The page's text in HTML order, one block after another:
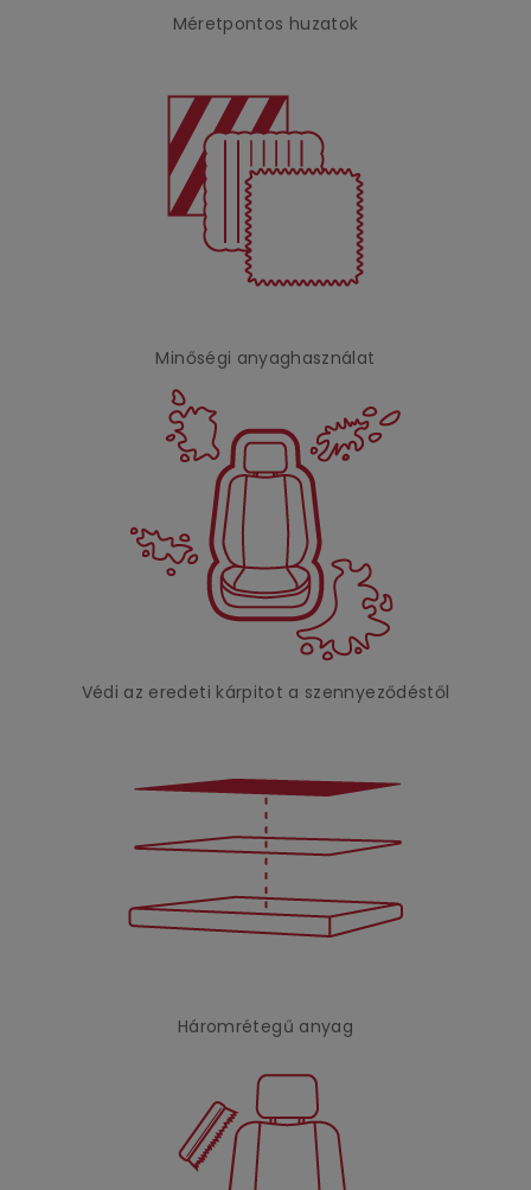
Méretpontos huzatok
Minőségi anyaghasználat
Védi az eredeti kárpitot a szennyeződéstől
Háromrétegű anyag